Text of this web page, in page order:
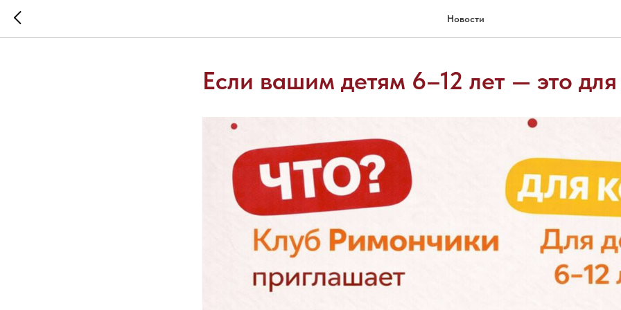
Новости
Если вашим детям 6–12 лет — это